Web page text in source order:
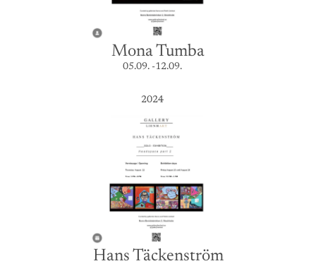
Mona Tumba
05.09. -12.09.
2024
Hans Täckenström